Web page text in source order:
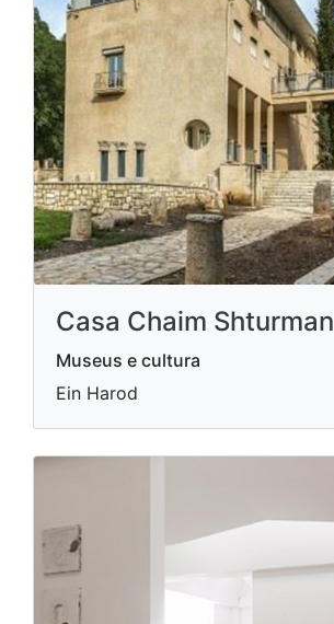
Casa Chaim Shturman
Museus e cultura
Ein Harod